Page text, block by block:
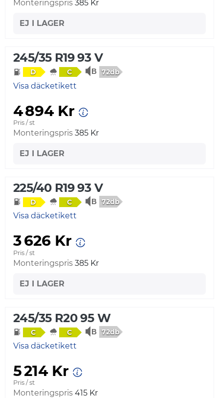
Monteringspris 385 Kr
EJ I LAGER
245/35 R19 93 V
D C 72db
Visa däcketikett
4 894 Kr
Pris / st
Monteringspris 385 Kr
EJ I LAGER
225/40 R19 93 V
D C 72db
Visa däcketikett
3 626 Kr
Pris / st
Monteringspris 385 Kr
EJ I LAGER
245/35 R20 95 W
C C 72db
Visa däcketikett
5 214 Kr
Pris / st
Monteringspris 415 Kr